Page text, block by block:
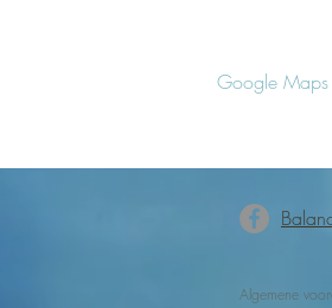
Google Maps
Algemene